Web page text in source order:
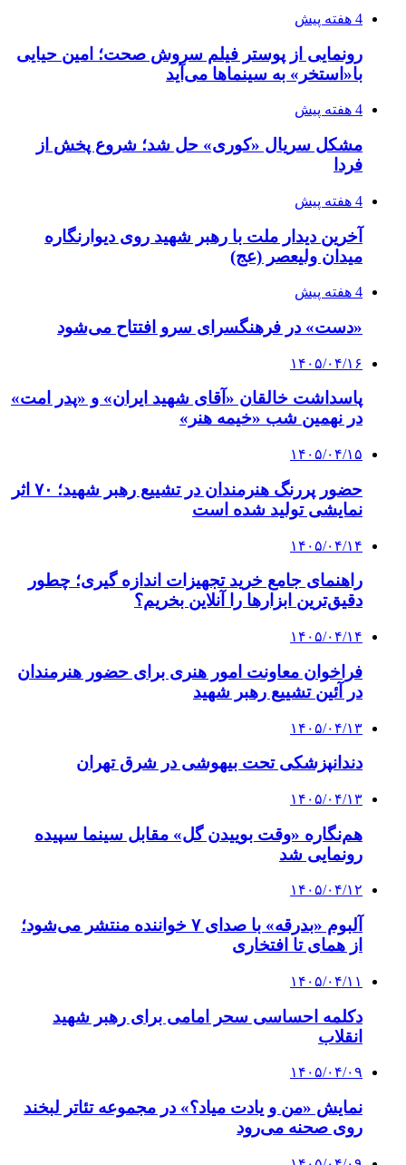
4 هفته پیش
رونمایی از پوستر فیلم سروش صحت؛ امین حیایی
با«استخر» به سینماها می‌آید
4 هفته پیش
مشکل سریال «کوری» حل شد؛ شروع پخش از
فردا
4 هفته پیش
آخرین دیدار ملت با رهبر شهید روی دیوارنگاره
میدان ولیعصر (عج)
4 هفته پیش
«دست» در فرهنگسرای سرو افتتاح می‌شود
۱۴۰۵/۰۴/۱۶
پاسداشت خالقان «آقای شهید ایران» و «پدر امت»
در نهمین شب «خیمه هنر»
۱۴۰۵/۰۴/۱۵
حضور پررنگ هنرمندان در تشییع رهبر شهید؛ ۷۰ اثر
نمایشی تولید شده است
۱۴۰۵/۰۴/۱۴
راهنمای جامع خرید تجهیزات اندازه گیری؛ چطور
دقیق‌ترین ابزارها را آنلاین بخریم؟
۱۴۰۵/۰۴/۱۴
فراخوان معاونت امور هنری برای حضور هنرمندان
در آئین تشییع رهبر شهید
۱۴۰۵/۰۴/۱۳
دندانپزشکی تحت بیهوشی در شرق تهران
۱۴۰۵/۰۴/۱۳
هم‌نگاره «وقت بوییدن گل» مقابل سینما سپیده
رونمایی شد
۱۴۰۵/۰۴/۱۲
آلبوم «بدرقه» با صدای ۷ خواننده منتشر می‌شود؛
از همای تا افتخاری
۱۴۰۵/۰۴/۱۱
دکلمه‌ احساسی سحر امامی برای رهبر شهید
انقلاب
۱۴۰۵/۰۴/۰۹
نمایش «من و یادت میاد؟» در مجموعه تئاتر لبخند
روی صحنه می‌رود